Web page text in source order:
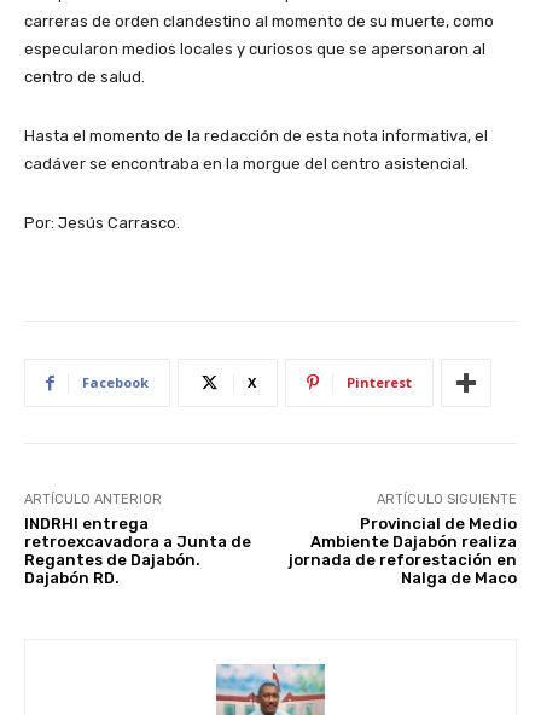
carreras de orden clandestino al momento de su muerte, como
especularon medios locales y curiosos que se apersonaron al
centro de salud.
Hasta el momento de la redacción de esta nota informativa, el
cadáver se encontraba en la morgue del centro asistencial.
Por: Jesús Carrasco.
Facebook X Pinterest
ARTÍCULO ANTERIOR
INDRHI entrega
retroexcavadora a Junta de
Regantes de Dajabón.
Dajabón RD.
ARTÍCULO SIGUIENTE
Provincial de Medio
Ambiente Dajabón realiza
jornada de reforestación en
Nalga de Maco